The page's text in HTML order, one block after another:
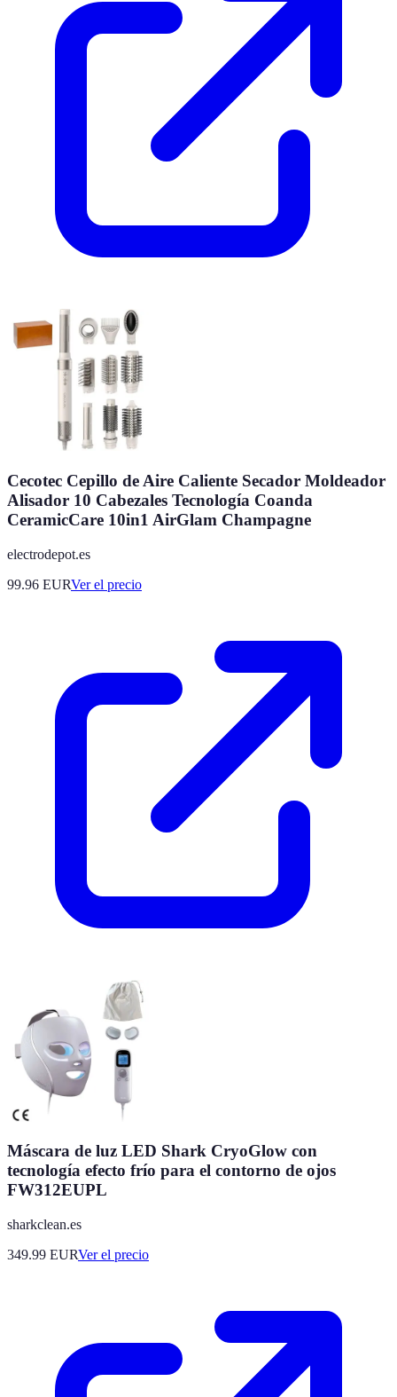
Cecotec Cepillo de Aire Caliente Secador Moldeador
Alisador 10 Cabezales Tecnología Coanda
CeramicCare 10in1 AirGlam Champagne
electrodepot.es
99.96 EURVer el precio
Máscara de luz LED Shark CryoGlow con
tecnología efecto frío para el contorno de ojos
FW312EUPL
sharkclean.es
349.99 EURVer el precio